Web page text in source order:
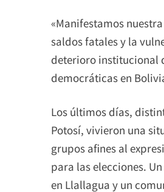
«Manifestamos
saldos fatales y la
deterioro institucional
democráticas en
Los últimos días,
Potosí, vivieron una
grupos afines al
para las elecciones.
en Llallagua y un